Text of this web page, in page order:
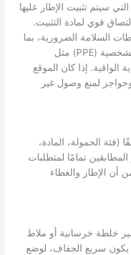
سيتم تثبيت الإطار عليها
قوي لمادة التثبيت.
السلامة الضرورية، بما
في ذلك استخدام معدات الوقاية الشخصية (PPE) مثل
الواقية. إذا كان الموقع
لمنع وصول غير
(فئة الحمولة، المادة،
تمامًا لمتطلبات
أن الإطار والغطاء
خلطة خرسانية أو ملاط
يكون سريع الجفاف، لوضع